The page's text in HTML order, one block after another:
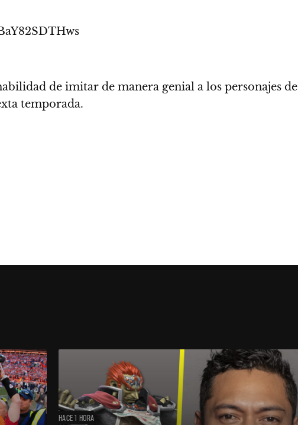
de imitar de manera genial a los personajes de
temporada.
HACE 1 HORA